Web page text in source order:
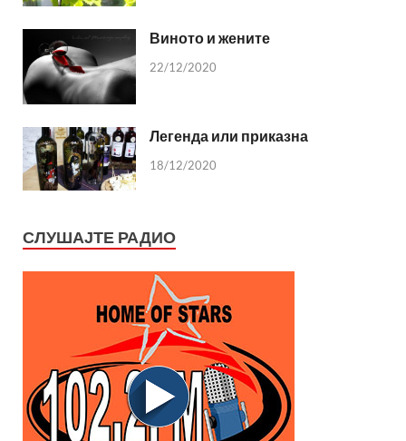
Виното и жените
22/12/2020
Легенда или приказна
18/12/2020
СЛУШАЈТЕ РАДИО